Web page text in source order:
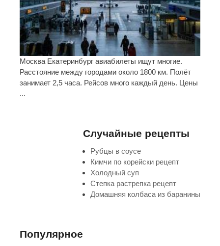
Москва Екатеринбург авиабилеты ищут многие.
Расстояние между городами около 1800 км. Полёт
занимает 2,5 часа. Рейсов много каждый день. Цены
...
Случайные рецепты
Рубцы в соусе
Кимчи по корейски рецепт
Холодный суп
Степка растрепка рецепт
Домашняя колбаса из баранины
Популярное